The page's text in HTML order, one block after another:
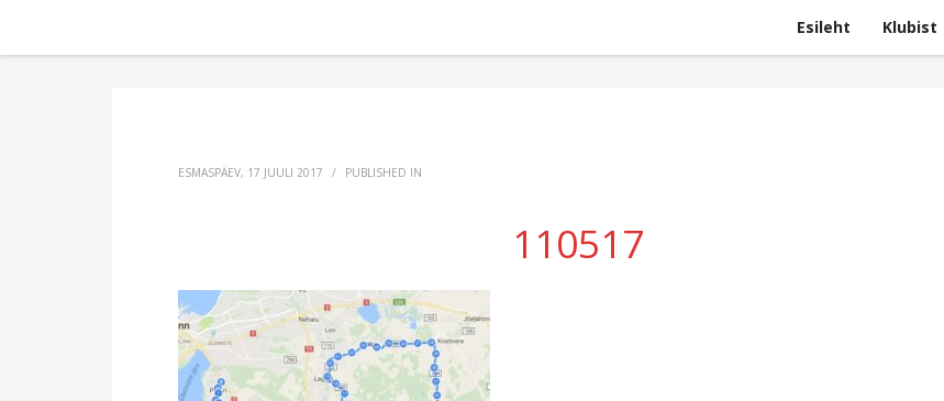
Esileht Klubist
ESMASPÄEV, 17 JUULI 2017 / PUBLISHED IN
110517